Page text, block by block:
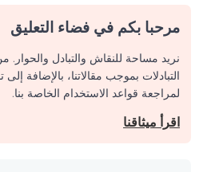
مرحبا بكم في فضاء التعليق
نريد مساحة للنقاش والتبادل
التبادلات بموجب مقالاتنا، بالإضافة
لمراجعة قواعد الاستخدام الخاصة بنا.
اقرأ ميثاقنا